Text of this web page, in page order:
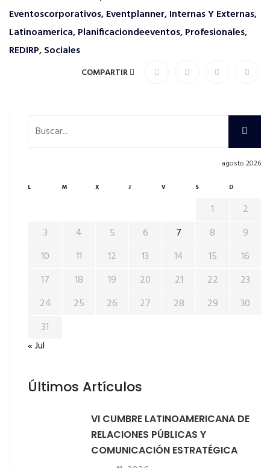
Eventoscorporativos,Eventplanner,Internas Y Externas,
Latinoamerica,Planificaciondeeventos,Profesionales,
REDIRP,Sociales
COMPARTIR
agosto 2026
L M X J V S D
1
2
3
4 5 6 7 8
9
10
11 12 13 14 15
16
17
18 19 20 21 22
23
24
25 26 27 28 29
30
31
« Jul
Últimos Artículos
VI CUMBRE LATINOAMERICANA DE
RELACIONES PÚBLICAS Y
COMUNICACIÓN ESTRATÉGICA